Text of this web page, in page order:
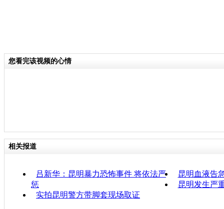
您看完该视频的心情
相关报道
吕新华：昆明暴力恐怖事件 将依法严
惩
昆明血液告
昆明发生严
实拍昆明警方带脚套现场取证